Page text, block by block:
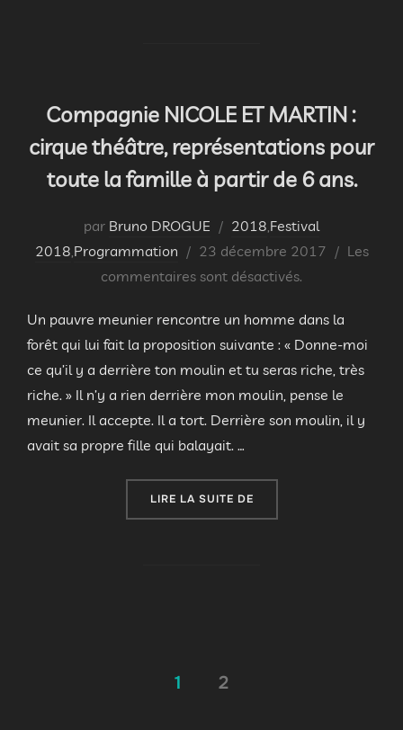
Compagnie NICOLE ET MARTIN :
cirque théâtre, représentations pour
toute la famille à partir de 6 ans.
par Bruno DROGUE 2018,Festival
2018,Programmation
Publié
le
23 décembre 2017
Les
commentaires sont désactivés.
Un pauvre meunier rencontre un homme dans la
forêt qui lui fait la proposition suivante : « Donne-moi
ce qu’il y a derrière ton moulin et tu seras riche, très
riche. » Il n’y a rien derrière mon moulin, pense le
meunier. Il accepte. Il a tort. Derrière son moulin, il y
avait sa propre fille qui balayait. …
LIRE LA SUITE DE« COMPAGNIE NICOLE
1 2